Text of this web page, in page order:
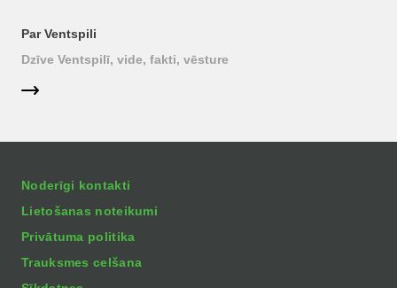
Par Ventspili
Dzīve Ventspilī, vide, fakti, vēsture
Noderīgi kontakti
Lietošanas noteikumi
Privātuma politika
Trauksmes celšana